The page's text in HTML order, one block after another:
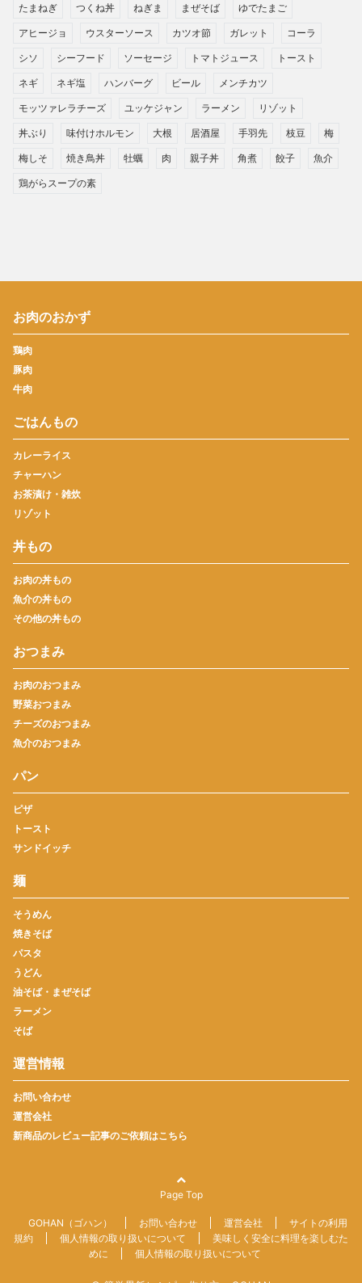
たまねぎ つくね丼 ねぎま まぜそば ゆでたまご
アヒージョ ウスターソース カツオ節 ガレット コーラ
シソ シーフード ソーセージ トマトジュース トースト
ネギ ネギ塩 ハンバーグ ビール メンチカツ
モッツァレラチーズ ユッケジャン ラーメン リゾット
丼ぶり 味付けホルモン 大根 居酒屋 手羽先 枝豆 梅
梅しそ 焼き鳥丼 牡蠣 肉 親子丼 角煮 餃子 魚介
鶏がらスープの素
お肉のおかず
鶏肉
豚肉
牛肉
ごはんもの
カレーライス
チャーハン
お茶漬け・雑炊
リゾット
丼もの
お肉の丼もの
魚介の丼もの
その他の丼もの
おつまみ
お肉のおつまみ
野菜おつまみ
チーズのおつまみ
魚介のおつまみ
パン
ピザ
トースト
サンドイッチ
麺
そうめん
焼きそば
パスタ
うどん
油そば・まぜそば
ラーメン
そば
運営情報
お問い合わせ
運営会社
新商品のレビュー記事のご依頼はこちら
Page Top
GOHAN（ゴハン） お問い合わせ 運営会社
サイトの利用
規約
個人情報の取り扱いについて
美味しく安全に料理を楽しむた
めに
個人情報の取り扱いについて